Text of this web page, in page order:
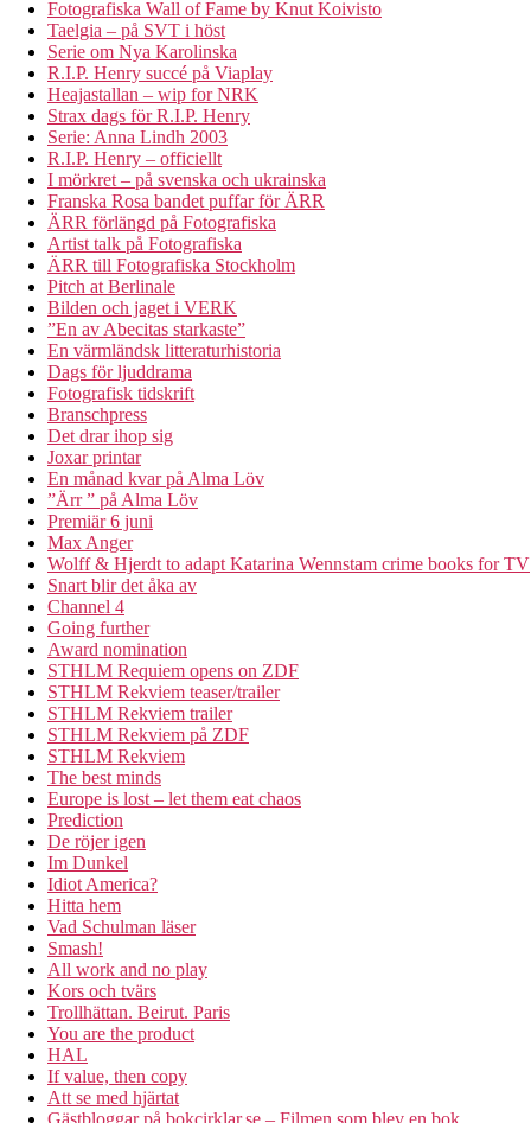
Fotografiska Wall of Fame by Knut Koivisto
Taelgia – på SVT i höst
Serie om Nya Karolinska
R.I.P. Henry succé på Viaplay
Heajastallan – wip for NRK
Strax dags för R.I.P. Henry
Serie: Anna Lindh 2003
R.I.P. Henry – officiellt
I mörkret – på svenska och ukrainska
Franska Rosa bandet puffar för ÄRR
ÄRR förlängd på Fotografiska
Artist talk på Fotografiska
ÄRR till Fotografiska Stockholm
Pitch at Berlinale
Bilden och jaget i VERK
”En av Abecitas starkaste”
En värmländsk litteraturhistoria
Dags för ljuddrama
Fotografisk tidskrift
Branschpress
Det drar ihop sig
Joxar printar
En månad kvar på Alma Löv
”Ärr ” på Alma Löv
Premiär 6 juni
Max Anger
Wolff & Hjerdt to adapt Katarina Wennstam crime books for TV
Snart blir det åka av
Channel 4
Going further
Award nomination
STHLM Requiem opens on ZDF
STHLM Rekviem teaser/trailer
STHLM Rekviem trailer
STHLM Rekviem på ZDF
STHLM Rekviem
The best minds
Europe is lost – let them eat chaos
Prediction
De röjer igen
Im Dunkel
Idiot America?
Hitta hem
Vad Schulman läser
Smash!
All work and no play
Kors och tvärs
Trollhättan. Beirut. Paris
You are the product
HAL
If value, then copy
Att se med hjärtat